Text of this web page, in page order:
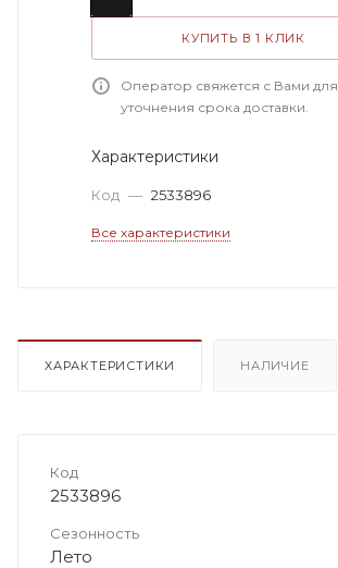
КУПИТЬ В 1 КЛИК
Оператор свяжется с Вами для
уточнения срока доставки.
Характеристики
Код — 2533896
Все характеристики
ХАРАКТЕРИСТИКИ НАЛИЧИЕ
Код
2533896
Сезонность
Лето